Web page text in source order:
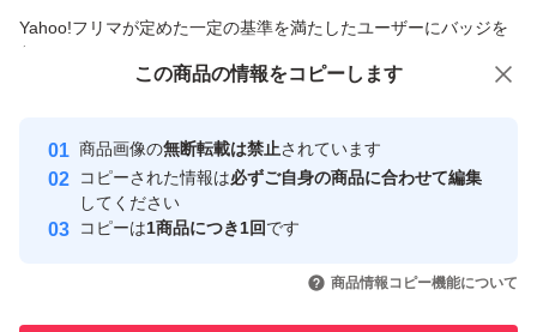
Yahoo!フリマが定めた一定の基準を満たしたユーザーにバッジを
付与しています
安心取引出品者
心・安全なユーザーです
取引実績
引を完了させた実績があります
この商品の情報をコピーします
商品画像の無断転載は禁止されています
コピーされた情報は必ずご自身の商品に合わせて編集
してください
コピーは1商品につき1回です
商品情報コピー機能について
この商品をみている人にオススメ